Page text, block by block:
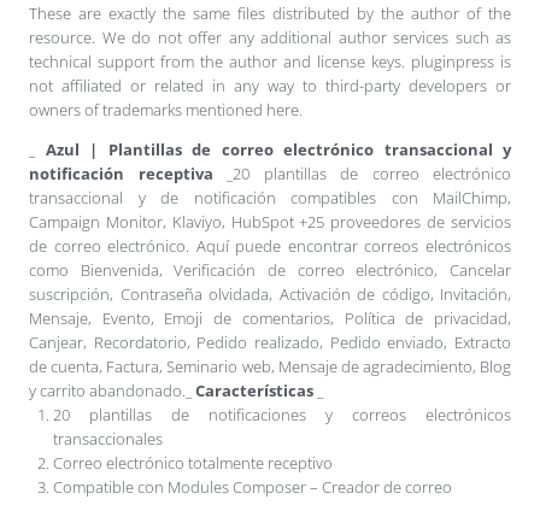
These are exactly the same files distributed by the author of the
resource. We do not offer any additional author services such as
technical support from the author and license keys. pluginpress is
not affiliated or related in any way to third-party developers or
owners of trademarks mentioned here.
Azul | Plantillas de correo electrónico transaccional y
notificación receptiva _20 plantillas de correo electrónico
transaccional y de notificación compatibles con MailChimp,
Campaign Monitor, Klaviyo, HubSpot +25 proveedores de servicios
de correo electrónico. Aquí puede encontrar correos electrónicos
como Bienvenida, Verificación de correo electrónico, Cancelar
suscripción, Contraseña olvidada, Activación de código, Invitación,
Mensaje, Evento, Emoji de comentarios, Política de privacidad,
Canjear, Recordatorio, Pedido realizado, Pedido enviado, Extracto
de cuenta, Factura, Seminario web, Mensaje de agradecimiento, Blog
y carrito abandonado._ Características
20 plantillas de notificaciones y correos electrónicos
transaccionales
Correo electrónico totalmente receptivo
Compatible con Modules Composer – Creador de correo